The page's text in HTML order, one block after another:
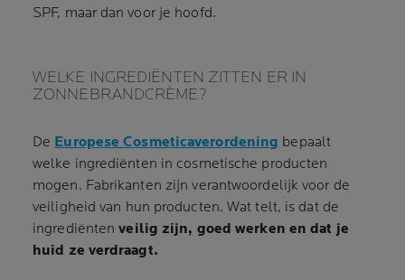
SPF, maar dan voor je hoofd.
WELKE INGREDIËNTEN ZITTEN ER IN
ZONNEBRANDCRÈME?
De Europese Cosmeticaverordening bepaalt
welke ingrediënten in cosmetische producten
mogen. Fabrikanten zijn verantwoordelijk voor de
veiligheid van hun producten. Wat telt, is dat de
ingrediëntenveilig zijn, goed werken en dat je
huid ze verdraagt.